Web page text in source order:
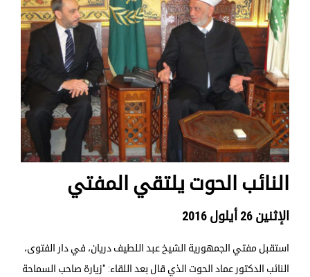
النائب الحوت يلتقي المفتي
الإثنين 26 أيلول 2016
استقبل مفتي الجمهورية الشيخ عبد اللطيف دريان، في دار الفتوى،
النائب الدكتور عماد الحوت الذي قال بعد اللقاء: "زيارة صاحب السماحة